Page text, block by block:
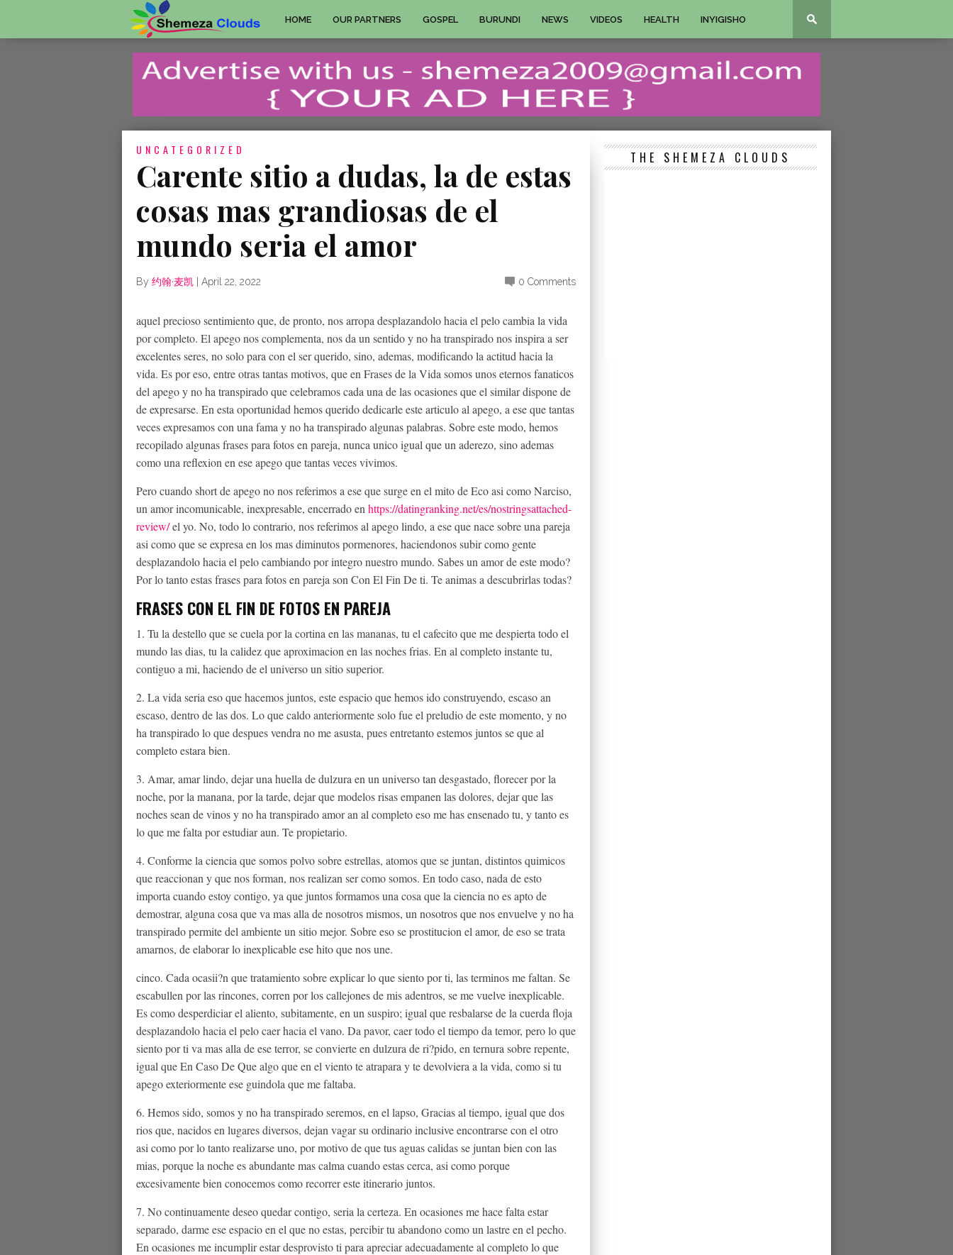
HOME OUR PARTNERS GOSPEL BURUNDI NEWS VIDEOS HEALTH INYIGISHO
UNCATEGORIZED
Carente sitio a dudas, la de estas
cosas mas grandiosas de el
mundo seri­a el amor
By 约翰·麦凯 April 22, 2022 0 Comments
aquel precioso sentimiento que, de pronto, nos arropa desplazandolo hacia el pelo cambia la vida
por completo. El apego nos complementa, nos da un sentido y no ha transpirado nos inspira a ser
excelentes seres, no solo para con el ser querido, sino, ademas, modificando la actitud hacia la
vida. Es por eso, entre otras tantas motivos, que en Frases de la Vida somos unos eternos fanaticos
del apego y no ha transpirado que celebramos cada una de las ocasiones que el similar dispone de
de expresarse. En esta oportunidad hemos querido dedicarle este articulo al apego, a ese que tantas
veces expresamos con una fama y no ha transpirado algunas palabras. Sobre este modo, hemos
recopilado algunas frases para fotos en pareja, nunca unico igual que un aderezo, sino ademas
como una reflexion en ese apego que tantas veces vivimos.
Pero cuando short de apego no nos referimos a ese que surge en el mito de Eco asi­ como Narciso,
un amor incomunicable, inexpresable, encerrado en https://datingranking.net/es/nostringsattached-
review/el yo. No, todo lo contrario, nos referimos al apego lindo, a ese que nace sobre una pareja
asi­ como que se expresa en los mas diminutos pormenores, haciendonos subir como gente
desplazandolo hacia el pelo cambiando por integro nuestro mundo. Sabes un amor de este modo?
Por lo tanto estas frases para fotos en pareja son Con El Fin De ti. Te animas a descubrirlas todas?
FRASES CON EL FIN DE FOTOS EN PAREJA
1. Tu la destello que se cuela por la cortina en las mananas, tu el cafecito que me despierta todo el
mundo las dias, tu la calidez que aproximacion en las noches frias. En al completo instante tu,
contiguo a mi, haciendo de el universo un sitio superior.
2. La vida seri­a eso que hacemos juntos, este espacio que hemos ido construyendo, escaso an
escaso, dentro de las dos. Lo que caldo anteriormente solo fue el preludio de este momento, y no
ha transpirado lo que despues vendra no me asusta, pues entretanto estemos juntos se que al
completo estara bien.
3. Amar, amar lindo, dejar una huella de dulzura en un universo tan desgastado, florecer por la
noche, por la manana, por la tarde, dejar que modelos risas empanen las dolores, dejar que las
noches sean de vinos y no ha transpirado amor an al completo eso me has ensenado tu, y tanto es
lo que me falta por estudiar aun. Te propietario.
4. Conforme la ciencia que somos polvo sobre estrellas, atomos que se juntan, distintos quimicos
que reaccionan y que nos forman, nos realizan ser como somos. En todo caso, nada de esto
importa cuando estoy contigo, ya que juntos formamos una cosa que la ciencia no es apto de
demostrar, alguna cosa que va mas alla de nosotros mismos, un nosotros que nos envuelve y no ha
transpirado permite del ambiente un sitio mejor. Sobre eso se prostitucion el amor, de eso se trata
amarnos, de elaborar lo inexplicable ese hito que nos une.
cinco. Cada ocasii?n que tratamiento sobre explicar lo que siento por ti, las terminos me faltan. Se
escabullen por las rincones, corren por los callejones de mis adentros, se me vuelve inexplicable.
Es como desperdiciar el aliento, subitamente, en un suspiro; igual que resbalarse de la cuerda floja
desplazandolo hacia el pelo caer hacia el vano. Da pavor, caer todo el tiempo da temor, pero lo que
siento por ti va mas alla de ese terror, se convierte en dulzura de ri?pido, en ternura sobre repente,
igual que En Caso De Que algo que en el viento te atrapara y te devolviera a la vida, como si tu
apego exteriormente ese guindola que me faltaba.
6. Hemos sido, somos y no ha transpirado seremos, en el lapso, Gracias al tiempo, igual que dos
rios que, nacidos en lugares diversos, dejan vagar su ordinario inclusive encontrarse con el otro
asi­ como por lo tanto realizarse uno, por motivo de que tus aguas calidas se juntan bien con las
mias, porque la noche es abundante mas calma cuando estas cerca, asi­ como porque
excesivamente bien conocemos como recorrer este itinerario juntos.
7. No continuamente deseo quedar contigo, seri­a la certeza. En ocasiones me hace falta estar
separado, darme ese espacio en el que no estas, percibir tu abandono como un lastre en el pecho.
En ocasiones me incumplir estar desprovisto ti para apreciar adecuadamente al completo lo que
THE SHEMEZA CLOUDS